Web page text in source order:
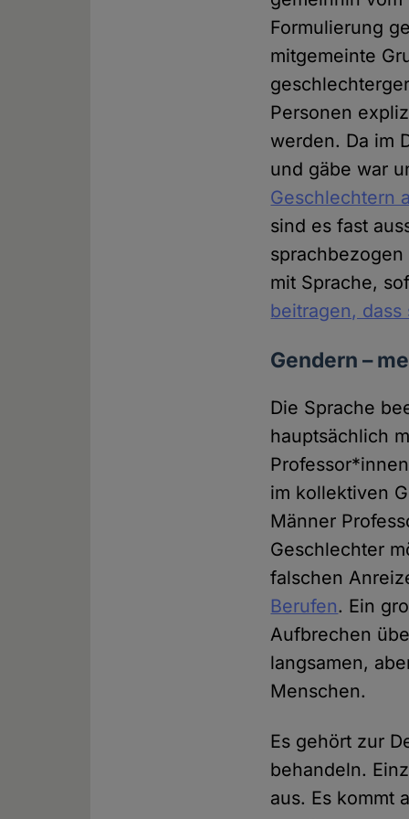
Formulierung
mitgemeinte
Personen
werden. Da im
und gäbe war
Geschlechtern
sind es fast
mit Sprache,
beitragen,
Gendern –
Die Sprache
hauptsächlich
im kollektiven
Männer
Geschlechter
falschen
Berufen. Ein
Aufbrechen
langsamen,
Menschen.
Es gehört zur
behandeln.
aus. Es kommt